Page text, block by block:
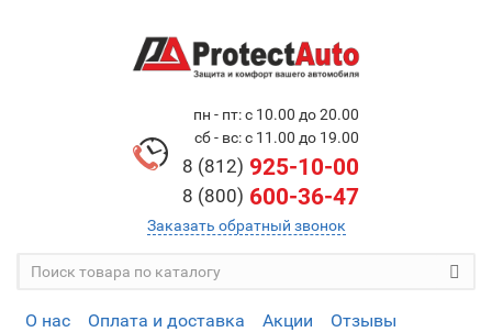
пн - пт: с 10.00 до 20.00
сб - вс: с 11.00 до 19.00
8 (812) 925-10-00
8 (800) 600-36-47
Заказать обратный звонок
О нас Оплата и доставка Акции
Отзывы